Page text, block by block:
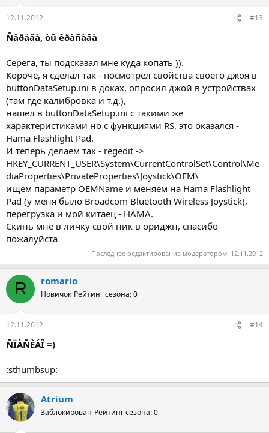
12.11.2012 #13
Ñåðåãà, òû êðàñàâà
Серега, ты подсказал мне куда копать )).
Короче, я сделал так - посмотрел свойства своего джоя в
buttonDataSetup.ini в доках, опросил джой в устройствах
(там где калибровка и т.д.),
нашел в buttonDataSetup.ini с такими же
характеристиками но с функциями RS, это оказался -
Hama Flashlight Pad.
И теперь делаем так - regedit ->
HKEY_CURRENT_USER\System\CurrentControlSet\Control\Me
diaProperties\PrivateProperties\Joystick\OEM\
ищем параметр OEMName и меняем на Hama Flashlight
Pad (у меня было Broadcom Bluetooth Wireless Joystick),
перегрузка и мой китаец - HAMA.
Скинь мне в личку свой ник в ориджн, спасибо-
пожалуйста
Последнее редактирование модератором: 12.11.2012
R romario
Новичок Рейтинг сезона: 0
12.11.2012 #14
ÑÏÀÑÈÁÎ =)
:sthumbsup:
Atrium
Заблокирован Рейтинг сезона: 0